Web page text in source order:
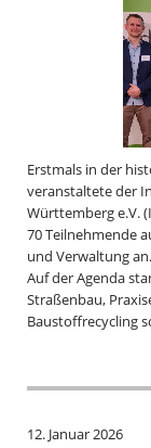
Erstmals in der
veranstaltete der
Württemberg e.V.
70 Teilnehmende
und Verwaltung an.
Auf der Agenda
Straßenbau,
Baustoffrecycling
12. Januar 2026